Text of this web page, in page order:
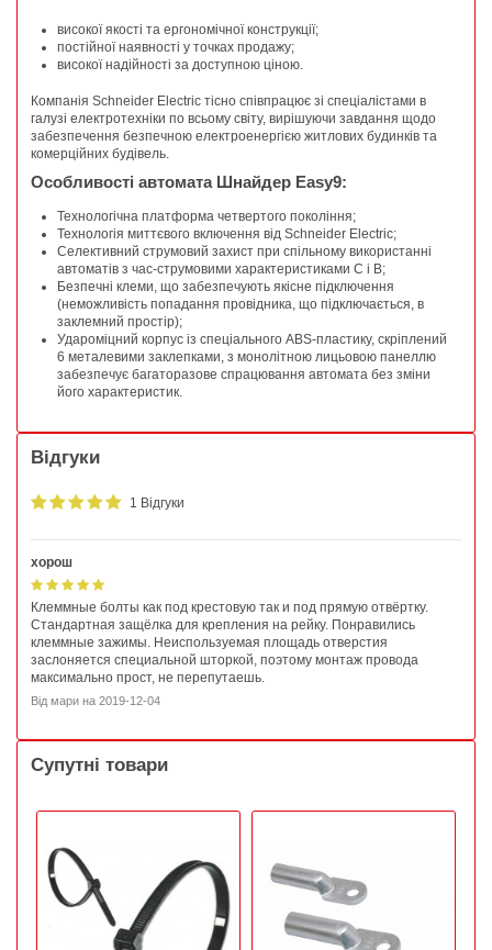
високої якості та ергономічної конструкції;
постійної наявності у точках продажу;
високої надійності за доступною ціною.
Компанія Schneider Electric тісно співпрацює зі спеціалістами в
галузі електротехніки по всьому світу, вирішуючи завдання щодо
забезпечення безпечною електроенергією житлових будинків та
комерційних будівель.
Особливості автомата Шнайдер Easy9:
Технологічна платформа четвертого покоління;
Технологія миттєвого включення від Schneider Electric;
Селективний струмовий захист при спільному використанні
автоматів з час-струмовими характеристиками C і B;
Безпечні клеми, що забезпечують якісне підключення
(неможливість попадання провідника, що підключається, в
заклемний простір);
Удароміцний корпус із спеціального ABS-пластику, скріплений
6 металевими заклепками, з монолітною лицьовою панеллю
забезпечує багаторазове спрацювання автомата без зміни
його характеристик.
Відгуки
1 Відгуки
хорош
Клеммные болты как под крестовую так и под прямую отвёртку.
Стандартная защёлка для крепления на рейку. Понравились
клеммные зажимы. Неиспользуемая площадь отверстия
заслоняется специальной шторкой, поэтому монтаж провода
максимально прост, не перепутаешь.
Від мари на 2019-12-04
Супутні товари